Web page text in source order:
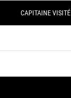
CAPITAINE VISITÉ